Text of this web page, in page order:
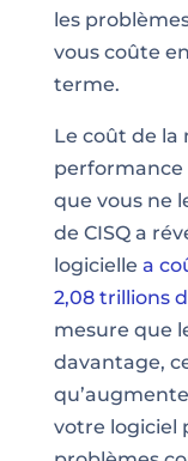
les
vous coûte
terme.
Le coût de la
que vous ne
de CISQ a
logicielle a
2,08 trillions
mesure que
davantage,
votre logiciel